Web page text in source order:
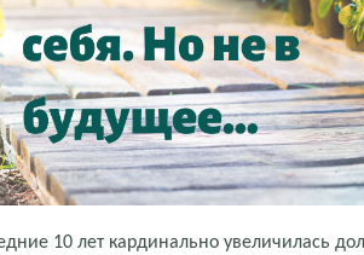
10 лет кардинально увеличилась